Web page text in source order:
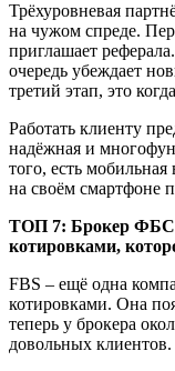
Трёхуровневая
на чужом спреде.
приглашает
очередь убеждает
третий этап, это
Работать клиенту
надёжная и
того, есть
на своём смартфоне
ТОП 7: Брокер ФБС
котировками,
FBS – ещё одна
котировками. Она
теперь у брокера
довольных клиентов.